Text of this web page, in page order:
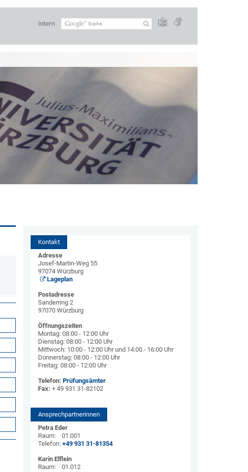
Intern
Kontakt
Adresse
Josef-Martin-Weg 55
97074 Würzburg
Lageplan
Postadresse
Sanderring 2
97070 Würzburg
Öffnungszeiten
Montag: 08:00 - 12:00 Uhr
Dienstag: 08:00 - 12:00 Uhr
Mittwoch: 10:00 - 12:00 Uhr und 14:00 - 16:00 Uhr
Donnerstag: 08:00 - 12:00 Uhr
Freitag: 08:00 - 12:00 Uhr
Telefon: Prüfungsämter
Fax: + 49 931 31-82102
Ansprechpartnerinnen
Petra Eder
Raum: 01.001
Telefon: +49 931 31-81354
Karin Elflein
Raum: 01.012